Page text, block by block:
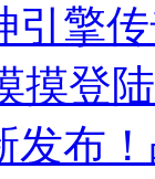
引擎
摸登
发布